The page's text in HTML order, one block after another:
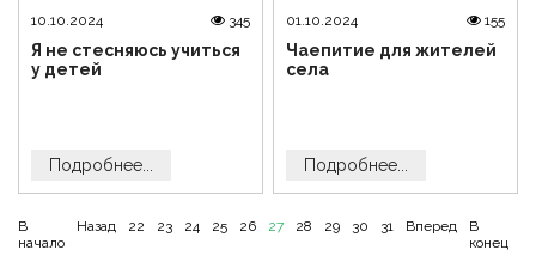
10.10.2024 345
Я не стесняюсь учиться
у детей
Подробнее...
01.10.2024 155
Чаепитие для жителей
села
Подробнее...
В
начало
Назад 22 23 24 25 26 27 28 29 30 31 Вперед
В
конец